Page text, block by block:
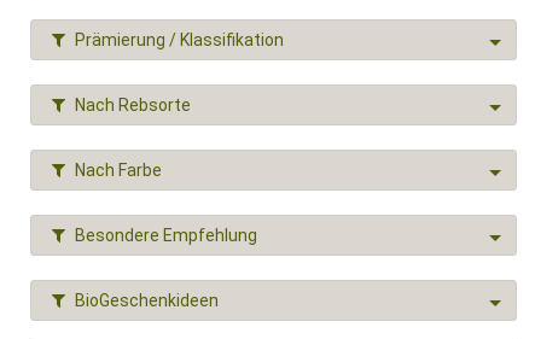
insbesondere Rotweine. Die Geschichte des Weinbaus in
McLaren Vale reicht bis in die Mitte des 19. Jahrhunderts
zurück und das Gebiet wird weltweit als eine der besten
Weinbauregionen angesehen, die nicht nur Australiens
South Australia, nur 40 Kilometer südlich von Adelaide,
Geist ihrer günstigen geografischen Lage im Golf von St.
Vincent sowie ihrer einzigartigen Terroir-Böden, Winden,
dem temperierten und mediterranen Klima. All diese
einzigartigen Faktoren sind ausschlaggebend dafür,
dass die Weinberge in der Region hochwertige
Prämierung / Klassifikation
Nach Rebsorte
Nach Farbe
Besondere Empfehlung
BioGeschenkideen